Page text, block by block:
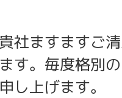
社ますますご
す。毎度格別
し上げます。